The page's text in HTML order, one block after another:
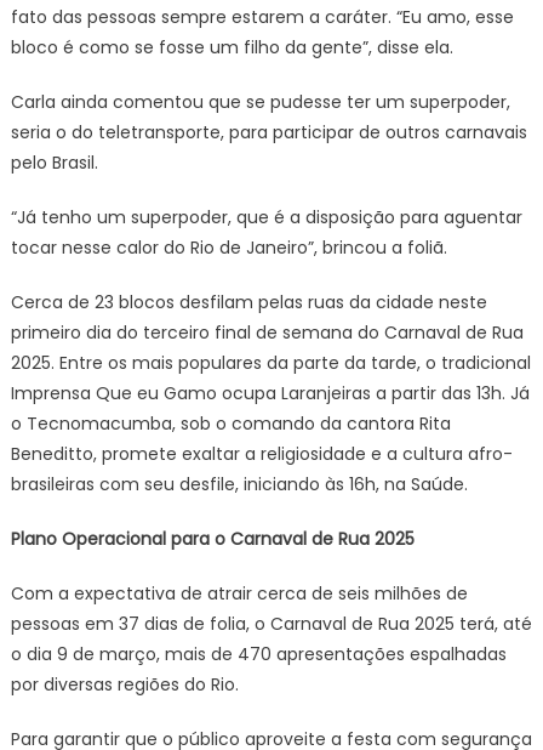
fato das pessoas sempre estarem a caráter. “Eu amo, esse
bloco é como se fosse um filho da gente”, disse ela.
Carla ainda comentou que se pudesse ter um superpoder,
seria o do teletransporte, para participar de outros carnavais
pelo Brasil.
“Já tenho um superpoder, que é a disposição para aguentar
tocar nesse calor do Rio de Janeiro”, brincou a foliã.
Cerca de 23 blocos desfilam pelas ruas da cidade neste
primeiro dia do terceiro final de semana do Carnaval de Rua
2025. Entre os mais populares da parte da tarde, o tradicional
Imprensa Que eu Gamo ocupa Laranjeiras a partir das 13h. Já
o Tecnomacumba, sob o comando da cantora Rita
Beneditto, promete exaltar a religiosidade e a cultura afro-
brasileiras com seu desfile, iniciando às 16h, na Saúde.
Plano Operacional para o Carnaval de Rua 2025
Com a expectativa de atrair cerca de seis milhões de
pessoas em 37 dias de folia, o Carnaval de Rua 2025 terá, até
o dia 9 de março, mais de 470 apresentações espalhadas
por diversas regiões do Rio.
Para garantir que o público aproveite a festa com segurança